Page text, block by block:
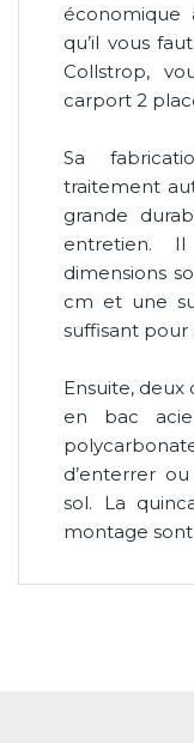
économique
qu’il vous
Collstrop,
carport 2
Sa
traitement
grande
entretien.
dimensions
cm et une
suffisant pour
Ensuite, deux
en bac
d’enterrer
sol. La
montage